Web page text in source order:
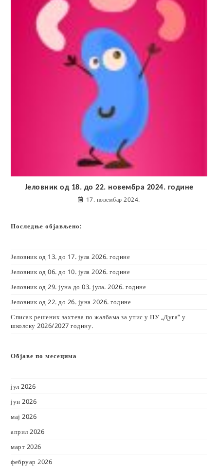
Јеловник од 18. до 22. новембра 2024. године
17. новембар 2024.
Последње објављено:
Јеловник од 13. до 17. јула 2026. године
Јеловник од 06. до 10. јула 2026. године
Јеловник од 29. јуна до 03. јула. 2026. године
Јеловник од 22. до 26. јуна 2026. године
Списак решених захтева по жалбама за упис у ПУ „Дуга“ у
школску 2026/2027 годину.
Објаве по месецима
јул 2026
јун 2026
мај 2026
април 2026
март 2026
фебруар 2026